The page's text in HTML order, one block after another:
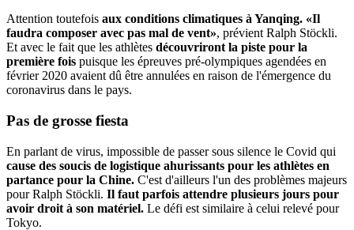
Attention toutefois aux conditions climatiques à Yanqing. «Il
faudra composer avec pas mal de vent», prévient Ralph Stöckli.
Et avec le fait que les athlètes découvriront la piste pour la
première fois puisque les épreuves pré-olympiques agendées en
février 2020 avaient dû être annulées en raison de l'émergence du
coronavirus dans le pays.
Pas de grosse fiesta
En parlant de virus, impossible de passer sous silence le Covid qui
cause des soucis de logistique ahurissants pour les athlètes en
partance pour la Chine. C'est d'ailleurs l'un des problèmes majeurs
pour Ralph Stöckli. Il faut parfois attendre plusieurs jours pour
avoir droit à son matériel. Le défi est similaire à celui relevé pour
Tokyo.